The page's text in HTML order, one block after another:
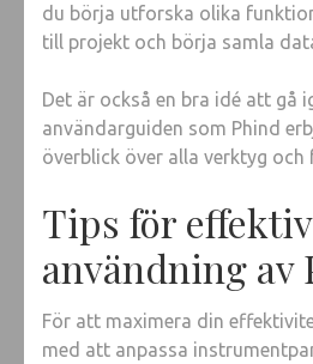
du börja utforska olika
till projekt och börja samla
Det är också en bra idé att gå
användarguiden som Phind
överblick över alla verktyg och
Tips för effektiv
användning av
För att maximera din
med att anpassa